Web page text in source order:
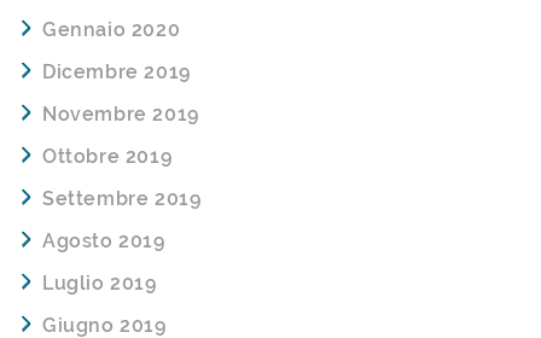
Gennaio 2020
Dicembre 2019
Novembre 2019
Ottobre 2019
Settembre 2019
Agosto 2019
Luglio 2019
Giugno 2019